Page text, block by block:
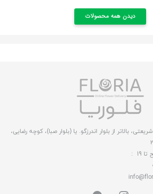
دیدن همه محصولات
بالاتر از بلوار اندرزگو. یا (بلوار صبا)، کوچه رضایی،